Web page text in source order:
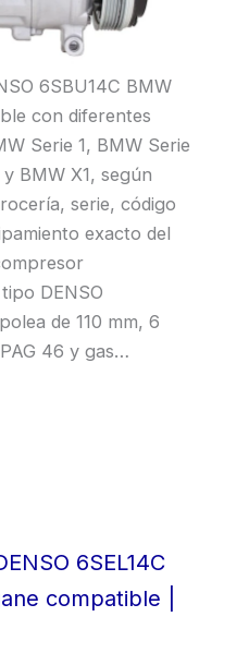
6SBU14C BMW
con diferentes
Serie 1, BMW Serie
BMW X1, según
serie, código
exacto del
DENSO
de 110 mm, 6
46 y gas…
6SEL14C
compatible |